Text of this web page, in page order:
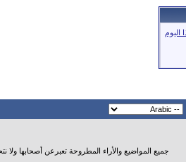
اليوم
جميع المواضيع والأراء المطروحة تعبرعن أصحابها